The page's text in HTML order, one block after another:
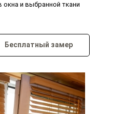
окна и выбранной ткани
Бесплатный замер